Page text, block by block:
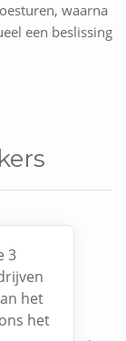
waarna
een beslissing
3
het
het